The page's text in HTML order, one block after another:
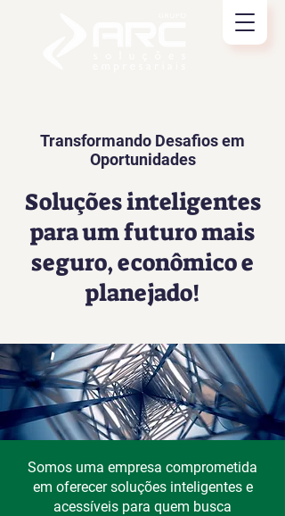
Transformando Desafios em
Oportunidades
Soluções inteligentes
para um futuro mais
seguro, econômico e
planejado!
Somos uma empresa comprometida
em oferecer soluções inteligentes e
acessíveis para quem busca